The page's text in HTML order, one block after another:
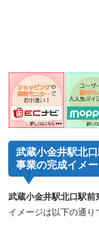
武蔵小金井駅北
事業の完成イメー
武蔵小金井駅北口駅
イメージは以下の通り